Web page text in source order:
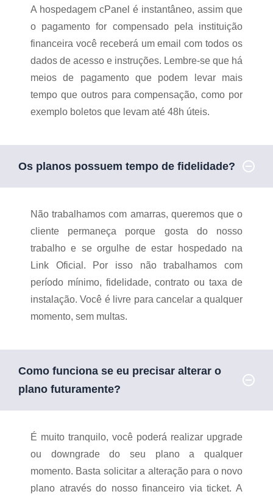
A hospedagem cPanel é instantâneo, assim que
o pagamento for compensado pela instituição
financeira você receberá um email com todos os
dados de acesso e instruções. Lembre-se que há
meios de pagamento que podem levar mais
tempo que outros para compensação, como por
exemplo boletos que levam até 48h úteis.
Os planos possuem tempo de fidelidade?
Não trabalhamos com amarras, queremos que o
cliente permaneça porque gosta do nosso
trabalho e se orgulhe de estar hospedado na
Link Oficial. Por isso não trabalhamos com
período mínimo, fidelidade, contrato ou taxa de
instalação. Você é livre para cancelar a qualquer
momento, sem multas.
Como funciona se eu precisar alterar o
plano futuramente?
É muito tranquilo, você poderá realizar upgrade
ou downgrade do seu plano a qualquer
momento. Basta solicitar a alteração para o novo
plano através do nosso financeiro via ticket. A